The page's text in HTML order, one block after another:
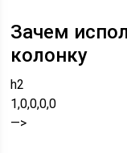
Зачем
колонку
h2
1,0,0,0,0
—>